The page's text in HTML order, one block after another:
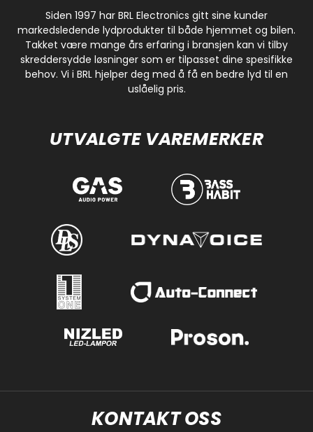
Siden 1997 har BRL Electronics gitt sine kunder
markedsledende lydprodukter til både hjemmet og bilen.
Takket være mange års erfaring i bransjen kan vi tilby
skreddersydde løsninger som er tilpasset dine spesifikke
behov. Vi i BRL hjelper deg med å få en bedre lyd til en
uslåelig pris.
UTVALGTE VAREMERKER
KONTAKT OSS